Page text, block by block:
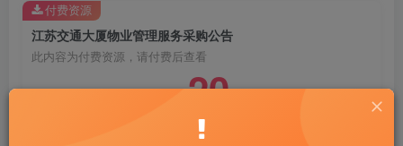
江苏交通大厦物业管理服务采购公告
此内容为付费资源，请付费后查看
20
付费资源